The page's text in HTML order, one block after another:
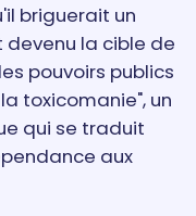
briguerait un
devenu la cible de
pouvoirs publics
toxicomanie", un
qui se traduit
aux